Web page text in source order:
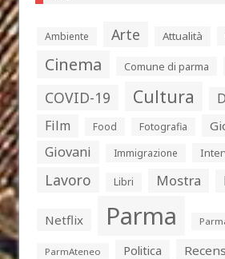
Ambiente Arte Attualità
Cinema Comune di parma
COVID-19 Cultura
Film Food Fotografia
Giovani Immigrazione
Lavoro Libri Mostra
Netflix Parma
ParmAteneo Politica